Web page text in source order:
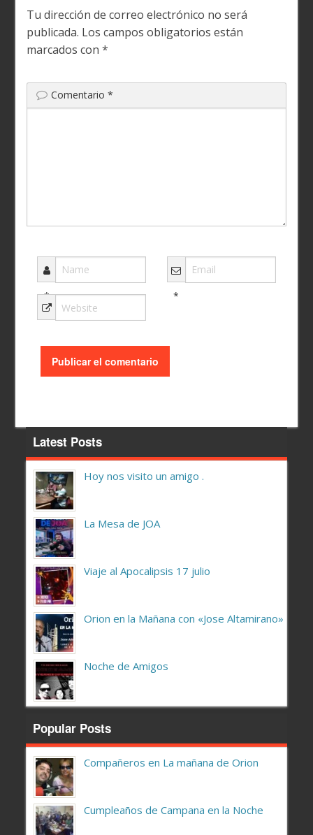
Tu dirección de correo electrónico no será
publicada. Los campos obligatorios están
marcados con*
Comentario*
* *
Latest Posts
Hoy nos visito un amigo .
La Mesa de JOA
Viaje al Apocalipsis 17 julio
Orion en la Mañana con «Jose Altamirano»
Noche de Amigos
Popular Posts
Compañeros en La mañana de Orion
Cumpleaños de Campana en la Noche